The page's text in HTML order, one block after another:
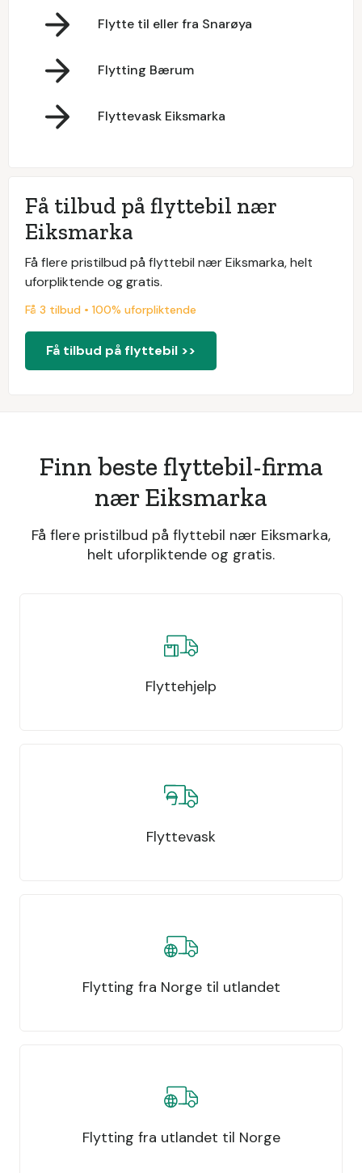
Flytte til eller fra Snarøya
Flytting Bærum
Flyttevask Eiksmarka
Få tilbud på flyttebil nær
Eiksmarka
Få flere pristilbud på flyttebil nær Eiksmarka, helt
uforpliktende og gratis.
Få 3 tilbud • 100% uforpliktende
Få tilbud på flyttebil >>
Finn beste flyttebil-firma
nær Eiksmarka
Få flere pristilbud på flyttebil nær Eiksmarka,
helt uforpliktende og gratis.
Flyttehjelp
Flyttevask
Flytting fra Norge til utlandet
Flytting fra utlandet til Norge